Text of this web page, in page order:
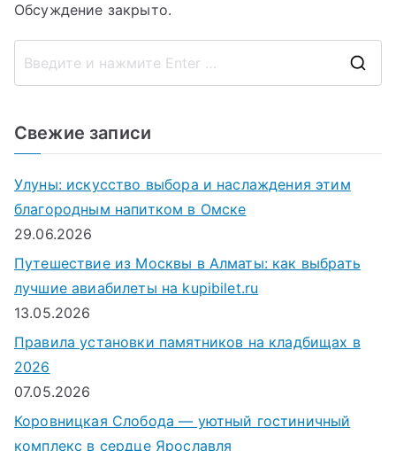
Обсуждение закрыто.
Свежие записи
Улуны: искусство выбора и наслаждения этим
благородным напитком в Омске
29.06.2026
Путешествие из Москвы в Алматы: как выбрать
лучшие авиабилеты на kupibilet.ru
13.05.2026
Правила установки памятников на кладбищах в
2026
07.05.2026
Коровницкая Слобода — уютный гостиничный
комплекс в сердце Ярославля